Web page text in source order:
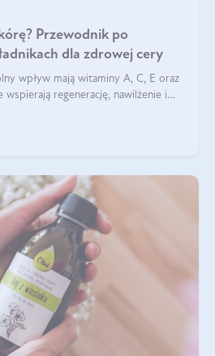
Przewodnik po
dla zdrowej cery
wpływ mają witaminy A, C, E oraz
regenerację, nawilżenie i